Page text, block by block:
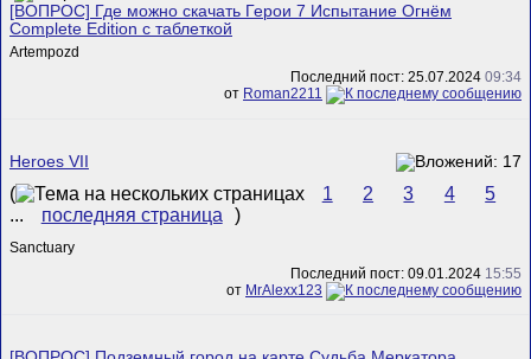
[ВОПРОС] Где можно скачать Герои 7 Испытание Огнём
Complete Edition с таблеткой
Artempozd
Последний пост: 25.07.2024 09:34
от Roman2211
Heroes VII
( 1 2 3 4
5
...
последняя страница )
Sanctuary
Последний пост: 09.01.2024 15:55
от MrAlexx123